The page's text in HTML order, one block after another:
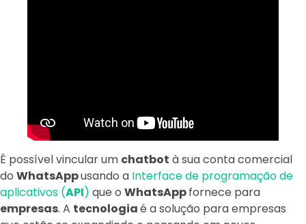
É possível vincular um chatbot à sua conta comercial
do WhatsAppusando a Interface de programação de
aplicativos (API) que o WhatsAppfornece para
empresas. A tecnologiaé a solução para empresas